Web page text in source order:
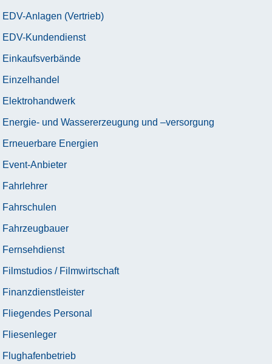
EDV-Anlagen (Vertrieb)
EDV-Kundendienst
Einkaufsverbände
Einzelhandel
Elektrohandwerk
Energie- und Wassererzeugung und –versorgung
Erneuerbare Energien
Event-Anbieter
Fahrlehrer
Fahrschulen
Fahrzeugbauer
Fernsehdienst
Filmstudios / Filmwirtschaft
Finanzdienstleister
Fliegendes Personal
Fliesenleger
Flughafenbetrieb